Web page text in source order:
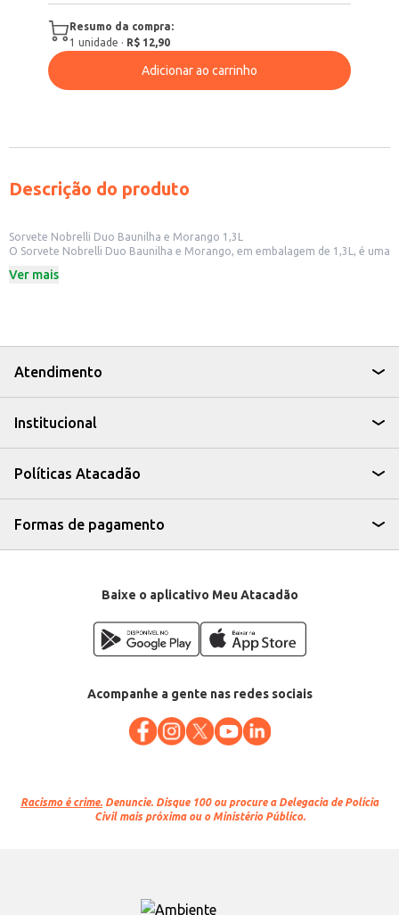
Resumo da compra:
1 unidade · R$ 12,90
Adicionar ao carrinho
Descrição do produto
Sorvete Nobrelli Duo Baunilha e Morango 1,3L
O Sorvete Nobrelli Duo Baunilha e Morango, em embalagem de 1,3L, é uma
consumo em casa, em eventos ou para revenda em pequenos comércios,
Utilize como acompanhamento de bolos e tortas.
Crie milkshakes e outras bebidas geladas.
Ofereça em festas e eventos para seus convidados.
Ver mais
Atendimento
Institucional
Políticas Atacadão
Formas de pagamento
Baixe o aplicativo Meu Atacadão
Acompanhe a gente nas redes sociais
Racismo é crime. Denuncie. Disque 100 ou procure a Delegacia de Polícia
Civil mais próxima ou o Ministério Público.